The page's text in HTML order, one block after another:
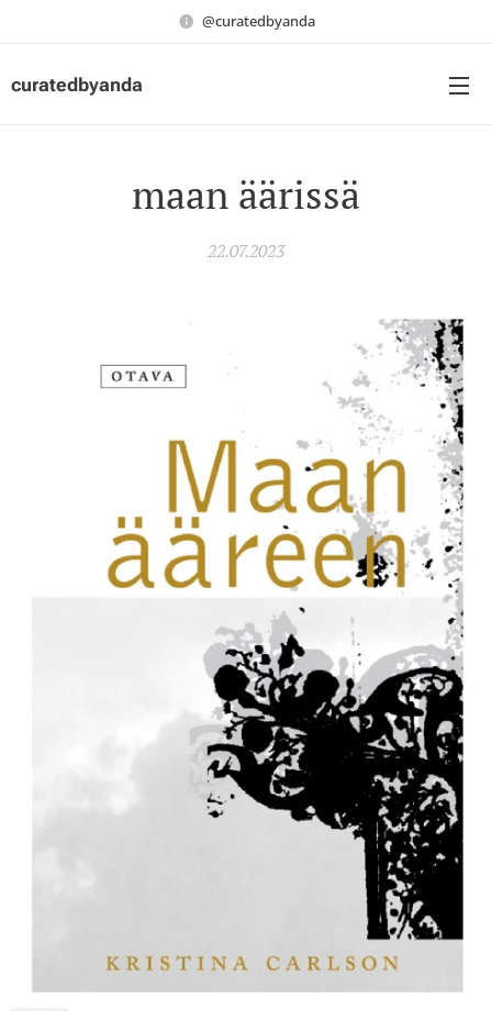
@curatedbyanda
curatedbyanda
maan äärissä
22.07.2023